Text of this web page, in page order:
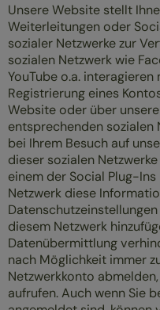
Unsere Website stellt
Weiterleitungen oder
sozialer Netzwerke zur
sozialen Netzwerk wie
YouTube o.a.
Registrierung eines
Website oder über
entsprechenden sozialen
bei Ihrem Besuch auf
dieser sozialen
einem der Social Plug-
Netzwerk diese
diesem Netzwerk
Datenübermittlung
nach Möglichkeit immer
Netzwerkkonto
aufrufen. Auch wenn Sie